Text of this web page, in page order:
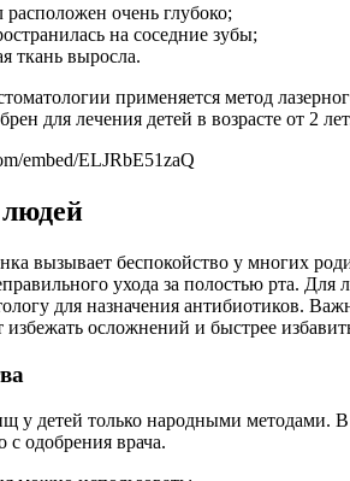
очень глубоко;
на соседние зубы;
ткань выросла.
применяется метод
для лечения детей в возрасте от 2
embed/ELJRbE51zaQ
вызывает беспокойство у многих
ухода за полостью рта.
для назначения антибиотиков.
осложнений и быстрее
у детей только народными методами.
с одобрения врача.